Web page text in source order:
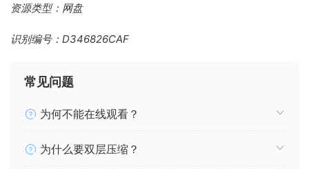
资源类型：网盘
识别编号：D346826CAF
常见问题
为何不能在线观看？
为什么要双层压缩？